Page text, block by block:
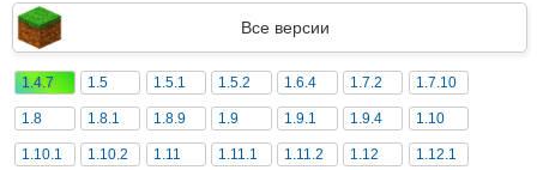
Все версии
1.4.7 1.5 1.5.1 1.5.2 1.6.4 1.7.2 1.7.10
1.8 1.8.1 1.8.9 1.9 1.9.1 1.9.4 1.10
1.10.1 1.10.2 1.11 1.11.1 1.11.2 1.12 1.12.1